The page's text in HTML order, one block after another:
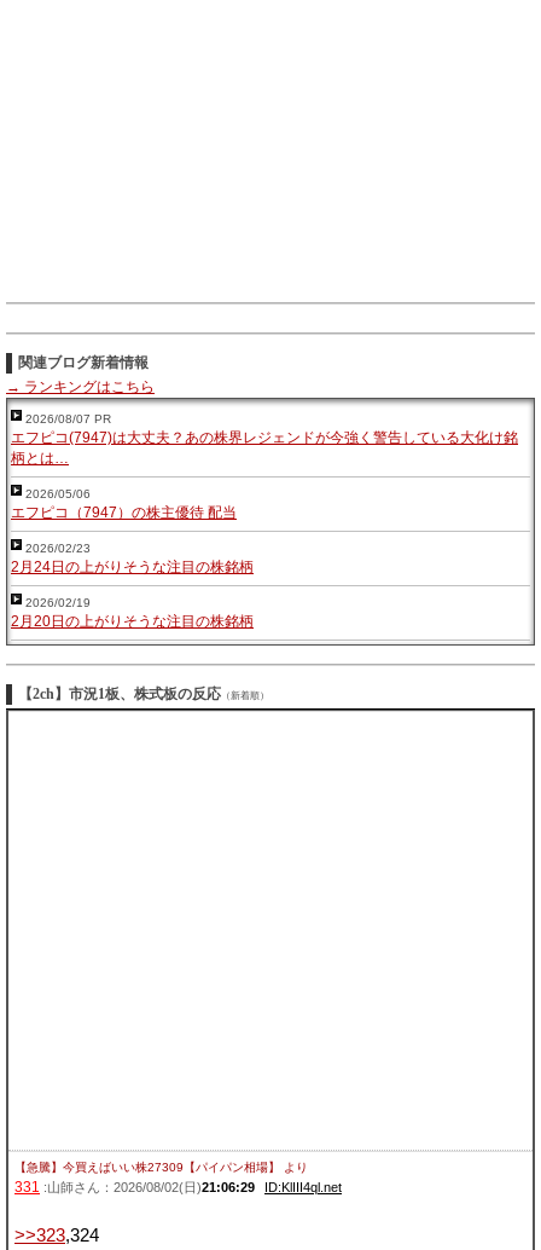
関連ブログ新着情報
→ ランキングはこちら
2026/08/07 PR
エフピコ(7947)は大丈夫？あの株界レジェンドが今強く警告している大化け銘
柄とは…
2026/05/06
エフピコ（7947）の株主優待 配当
2026/02/23
2月24日の上がりそうな注目の株銘柄
2026/02/19
2月20日の上がりそうな注目の株銘柄
【2ch】市況1板、株式板の反応 （新着順）
【急騰】今買えばいい株27309【パイパン相場】 より
331 :山師さん：2026/08/02(日)21:06:29 ID:KlIII4ql.net
>>323,324